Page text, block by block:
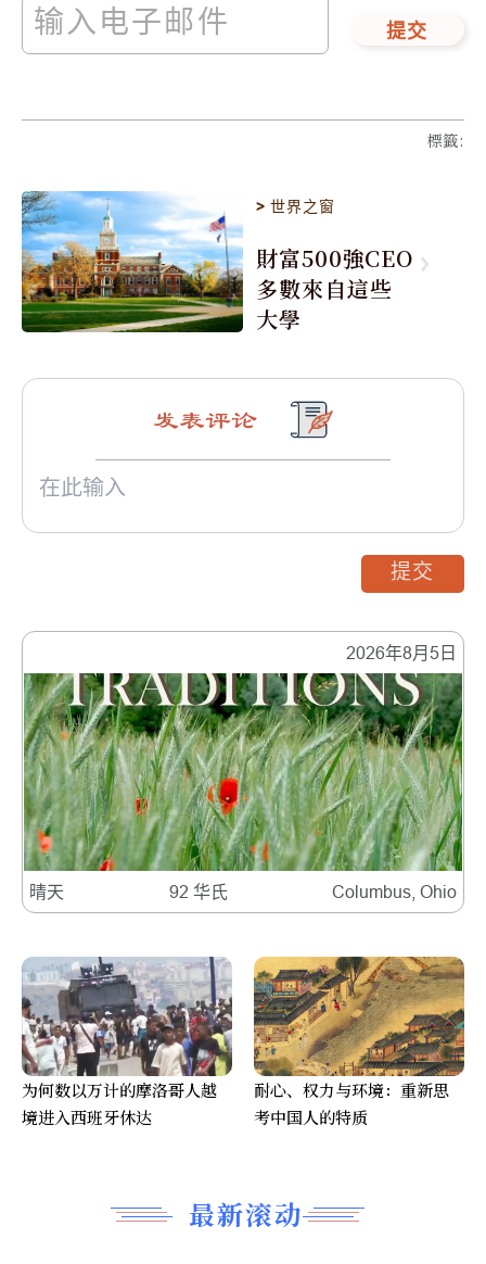
提交
標籤:
>世界之窗
財富500強CEO
多數來自這些
大學
2026年8月5日
晴天 92 华氏 Columbus, Ohio
最新滚动
发表评论
提交
为何数以万计的摩洛哥人越
境进入西班牙休达
耐心、权力与环境：重新思
考中国人的特质